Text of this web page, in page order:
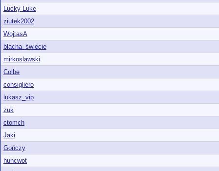
Lucky Luke
ziutek2002
WojtasA
blacha_świecie
mirkoslawski
Colbe
consigliero
lukasz_vip
żuk
ctomch
Jaki
Gończy
huncwot